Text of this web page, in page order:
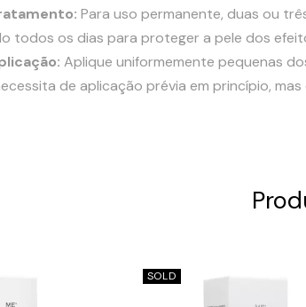
Para uso permanente, duas ou
todos os dias para proteger a pele dos
Aplique uniformemente pequenas
de aplicação prévia em princípio, mas
SOLD